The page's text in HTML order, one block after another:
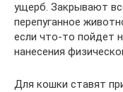
ущерб. Закрывают
перепуганное
если что-то пойдет
нанесения
Для кошки ставят